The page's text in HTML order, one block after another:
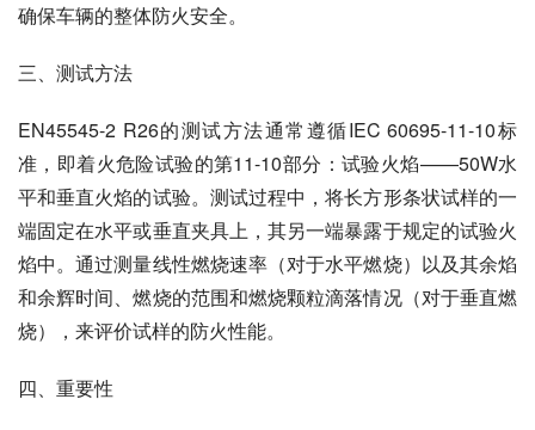
确保车辆的整体防火安全。
三、测试方法
EN45545-2 R26的测试方法通常遵循IEC 60695-11-10标
准，即着火危险试验的第11-10部分：试验火焰——50W水
平和垂直火焰的试验。测试过程中，将长方形条状试样的一
端固定在水平或垂直夹具上，其另一端暴露于规定的试验火
焰中。通过测量线性燃烧速率（对于水平燃烧）以及其余焰
和余辉时间、燃烧的范围和燃烧颗粒滴落情况（对于垂直燃
烧），来评价试样的防火性能。
四、重要性